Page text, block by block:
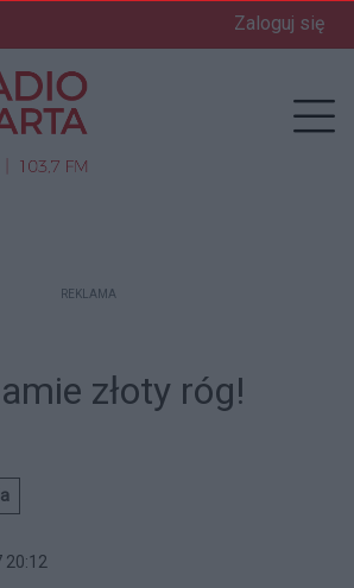
Zaloguj się
REKLAMA
złoty róg!
20:12